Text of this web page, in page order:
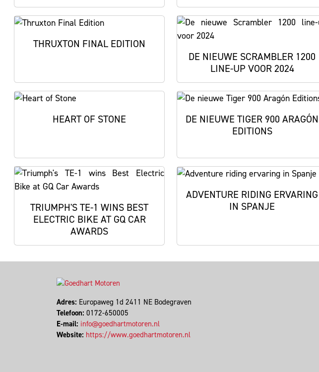
THRUXTON FINAL EDITION
DE NIEUWE SCRAMBLER 1200
LINE-UP VOOR 2024
HEART OF STONE
DE NIEUWE TIGER 900 ARAGÓN
EDITIONS
TRIUMPH'S TE-1 WINS BEST
ELECTRIC BIKE AT GQ CAR
AWARDS
ADVENTURE RIDING ERVARING
IN SPANJE
Adres: Europaweg 1d 2411 NE Bodegraven
Telefoon: 0172-650005
E-mail: info@goedhartmotoren.nl
Website: https://www.goedhartmotoren.nl